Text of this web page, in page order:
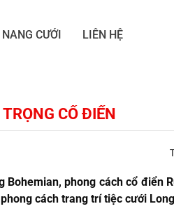
CƯỚI LIÊN HỆ
CỔ ĐIỂN
phong cách cổ điển
cách trang trí tiệc cưới